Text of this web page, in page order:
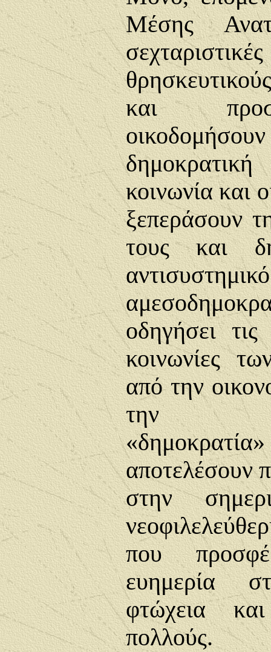
Μέσης
και
κοινωνία και
ξεπεράσουν
τους και
οδηγήσει τις
κοινωνίες
από την
την
αποτελέσουν
στην
που
ευημερία
φτώχεια
πολλούς.